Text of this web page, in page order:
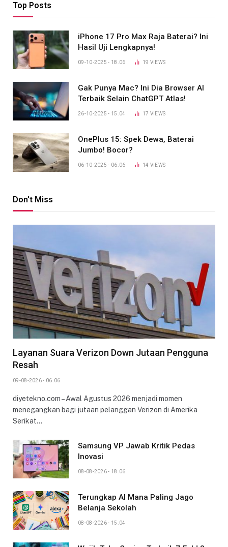
Top Posts
iPhone 17 Pro Max Raja Baterai? Ini
Hasil Uji Lengkapnya!
09-10-2025 - 18.06 19 VIEWS
Gak Punya Mac? Ini Dia Browser AI
Terbaik Selain ChatGPT Atlas!
26-10-2025 - 15.04 17 VIEWS
OnePlus 15: Spek Dewa, Baterai
Jumbo! Bocor?
06-10-2025 - 06.06 14 VIEWS
Don't Miss
Layanan Suara Verizon Down Jutaan Pengguna
Resah
09-08-2026 - 06.06
diyetekno.com – Awal Agustus 2026 menjadi momen
menegangkan bagi jutaan pelanggan Verizon di Amerika
Serikat…
Samsung VP Jawab Kritik Pedas
Inovasi
08-08-2026 - 18.06
Terungkap AI Mana Paling Jago
Belanja Sekolah
08-08-2026 - 15.04